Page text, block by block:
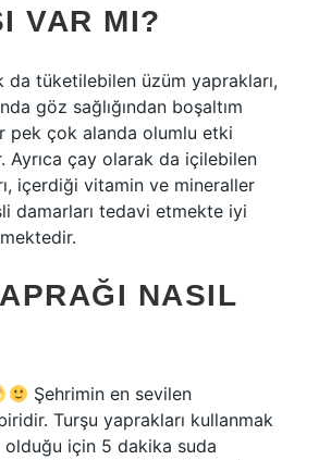
VAR MI?
da tüketilebilen üzüm yaprakları,
göz sağlığından boşaltım
pek çok alanda olumlu etki
Ayrıca çay olarak da içilebilen
içerdiği vitamin ve mineraller
damarları tedavi etmekte iyi
NASIL
Şehrimin en sevilen
Turşu yaprakları kullanmak
için 5 dakika suda